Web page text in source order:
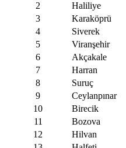
2
Haliliye
3
Karaköprü
4
Siverek
5
Viranşehir
6
Akçakale
7
Harran
8
Suruç
9
Ceylanpınar
10
Birecik
11
Bozova
12
Hilvan